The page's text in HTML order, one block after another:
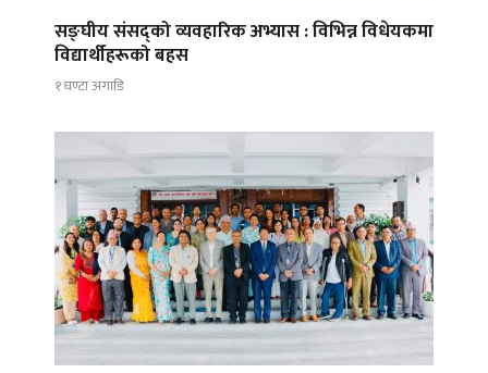
सङ्घीय संसद्को व्यवहारिक अभ्यास : विभिन्न विधेयकमा
विद्यार्थीहरूको बहस
१ घण्टा अगाडि